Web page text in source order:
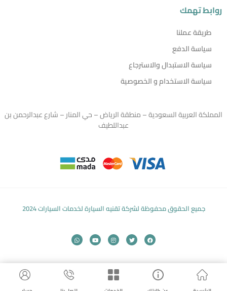
روابط تهمك
طريقة عملنا
سياسة الدفع
سياسة الاستبدال والاسترجاع
سياسة الاستخدام و الخصوصية
المملكة العربية السعودية – منطقة الرياض – حي المنار – شارع عبدالرحمن بن
عبداللطيف
جميع الحقوق محفوظة لشركة تقنيه السيارة لخدمات السيارات 2024